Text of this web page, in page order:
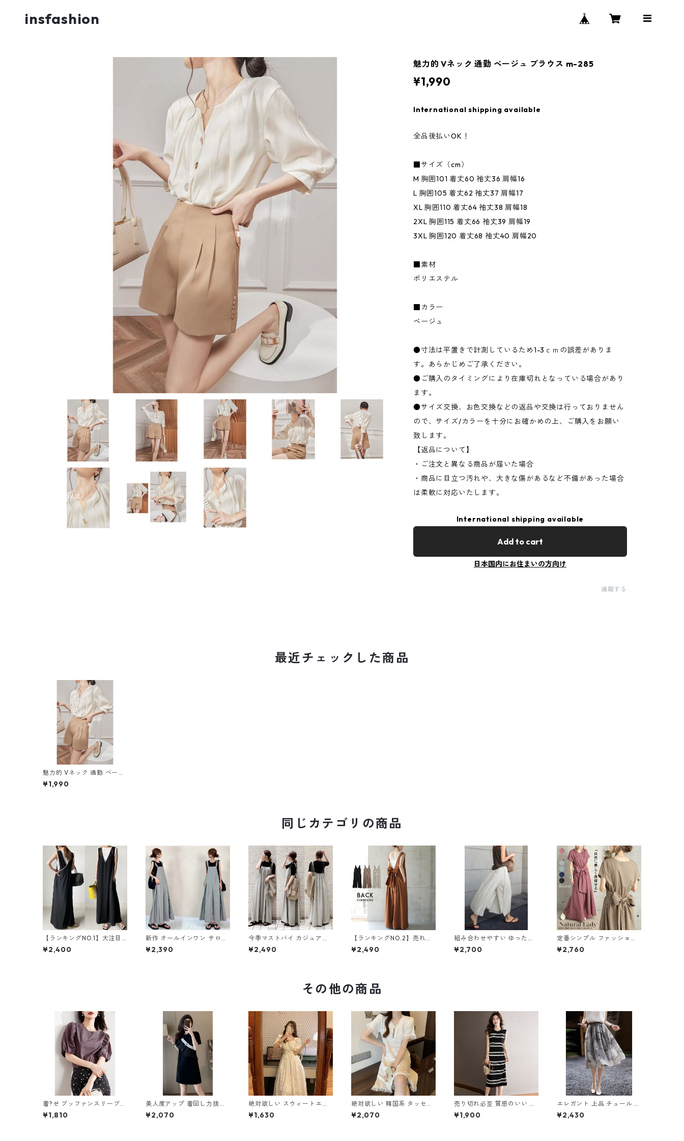
insfashion
魅力的 Vネック 通勤 ベージュ ブラウス m-285
¥1,990
International shipping available
全品後払いOK！
■サイズ（cm）
M 胸囲101 着丈60 袖丈36 肩幅16
L 胸囲105 着丈62 袖丈37 肩幅17
XL 胸囲110 着丈64 袖丈38 肩幅18
2XL 胸囲115 着丈66 袖丈39 肩幅19
3XL 胸囲120 着丈68 袖丈40 肩幅20
■素材
ポリエステル
■カラー
ベージュ
●寸法は平置きで計測しているため1-3ｃｍの誤差がありま
す。あらかじめご了承ください。
●ご購入のタイミングにより在庫切れとなっている場合があり
ます。
●サイズ交換、お色交換などの返品や交換は行っておりません
ので、サイズ/カラーを十分にお確かめの上、ご購入をお願い
致します。
【返品について】
・ご注文と異なる商品が届いた場合
・商品に目立つ汚れや、大きな傷があるなど不備があった場合
は柔軟に対応いたします。
International shipping available
Add to cart
日本国内にお住まいの方向け
通報する
最近チェックした商品
魅力的 Vネック 通勤 ベージ
ュ ブラウス m-285
¥1,990
同じカテゴリの商品
【ランキングNO.1】大注目
Vネック ノースリーブ ワン
ピース m-738
¥2,400
新作 オールインワン サロペ
ットパンツ m-462
¥2,390
今季マストバイ カジュアル
ゆったりキャミワンピース
m-465
¥2,490
【ランキングNO.2】売れ切
れ必至 バックリボン4色展
開 オールインワン m-385
¥2,490
組み合わせやすい ゆったり
キュロットスカート パンツ
m-763
¥2,700
定番シンプル ファッション
半袖 バックリボン 6色展開
ワンピース m-734
¥2,760
その他の商品
着?せ ブッファンスリーブ
ゆったりトップス m-257
¥1,810
美人度アップ 着回し力抜群
エレガント 切り替え ワンピ
ース m-262
¥2,070
絶対欲しい スウィートエレ
ガント パフスリーブ ワンピ
ース m-276
¥1,630
絶対欲しい 韓国系 タッセル
ニットワンピース m-260
¥2,070
売り切れ必至 質感のいい ノ
ースリーブ ニットワンピー
ス m-270
¥1,900
エレガント 上品 チュール プ
リントスカート m-342
¥2,430